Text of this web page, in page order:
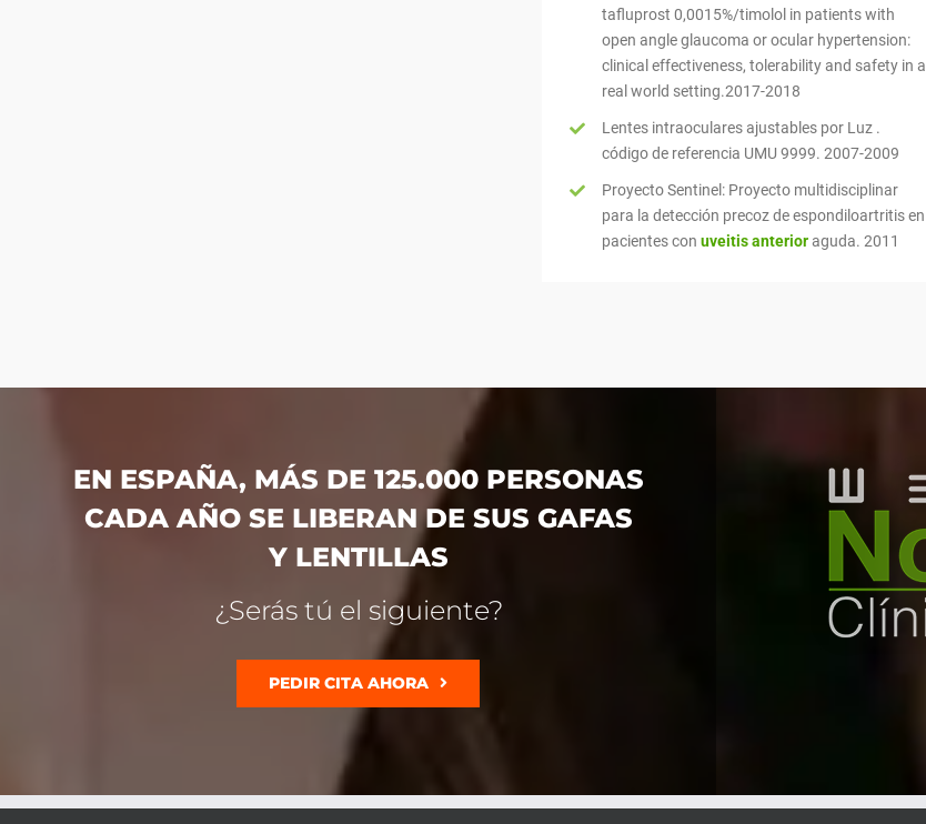
tafluprost 0,0015%/timolol in patients with
open angle glaucoma or ocular hypertension:
clinical effectiveness, tolerability and safety in a
real world setting.2017-2018
Lentes intraoculares ajustables por Luz .
código de referencia UMU 9999. 2007-2009
Proyecto Sentinel: Proyecto multidisciplinar
para la detección precoz de espondiloartritis en
pacientes con uveitis anterioraguda. 2011
EN ESPAÑA, MÁS DE 125.000 PERSONAS
CADA AÑO SE LIBERAN DE SUS GAFAS
Y LENTILLAS
¿Serás tú el siguiente?
PEDIR CITA AHORA